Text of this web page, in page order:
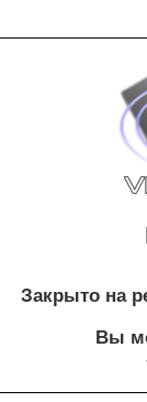
Закрыто на
Вы